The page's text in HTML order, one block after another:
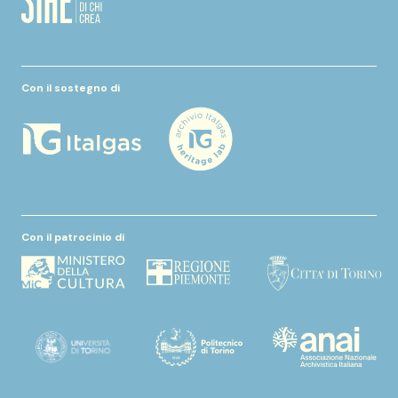
Con il sostegno di
Con il patrocinio di